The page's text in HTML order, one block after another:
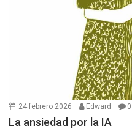
24 febrero 2026 Edward 0
La ansiedad por la IA